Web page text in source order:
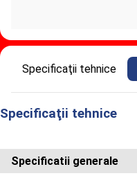
Informaţii despre
depozitare
Specificaţii tehnice
Specificaţii tehnice
Specificatii generale